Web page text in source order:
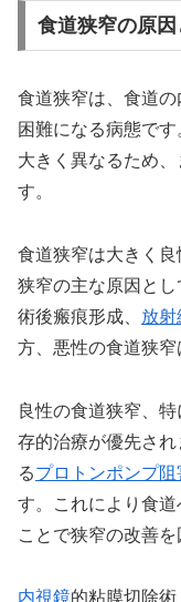
食道狭窄の原
食道狭窄は、食道
困難になる病態で
大きく異なるため
す。
食道狭窄は大きく
狭窄の主な原因とし
術後瘢痕形成、 放射
方、悪性の食道狭窄
良性の食道狭窄、特
存的治療が優先さ
るプロトンポンプ阻
す。これにより食
ことで狭窄の改善を
内視鏡的粘膜切除